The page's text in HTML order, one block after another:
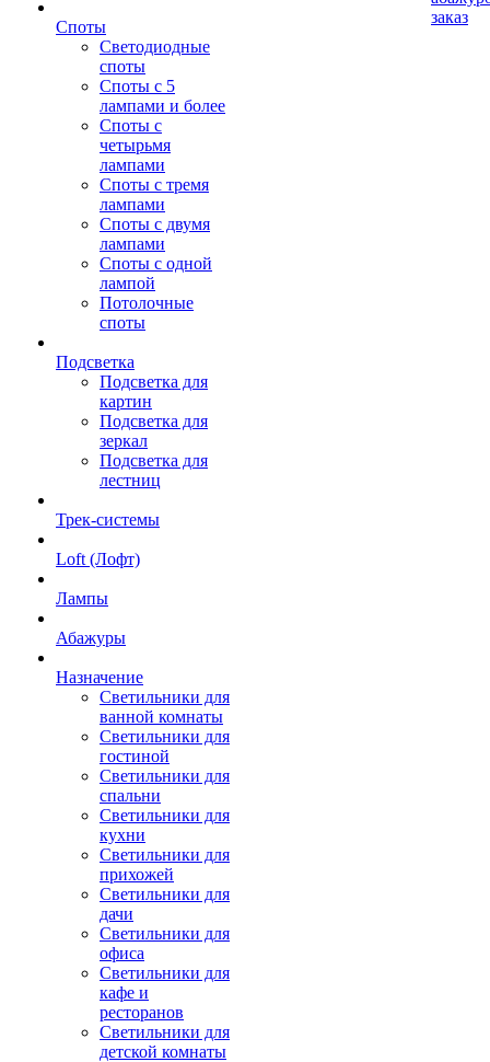
Споты
Светодиодные
споты
Споты с 5
лампами и более
Споты с
четырьмя
лампами
Споты с тремя
лампами
Споты с двумя
лампами
Споты с одной
лампой
Потолочные
споты
Подсветка
Подсветка для
картин
Подсветка для
зеркал
Подсветка для
лестниц
Трек-системы
Loft (Лофт)
Лампы
Абажуры
Назначение
Светильники для
ванной комнаты
Светильники для
гостиной
Светильники для
спальни
Светильники для
кухни
Светильники для
прихожей
Светильники для
дачи
Светильники для
офиса
Светильники для
кафе и
ресторанов
Светильники для
детской комнаты
заказ